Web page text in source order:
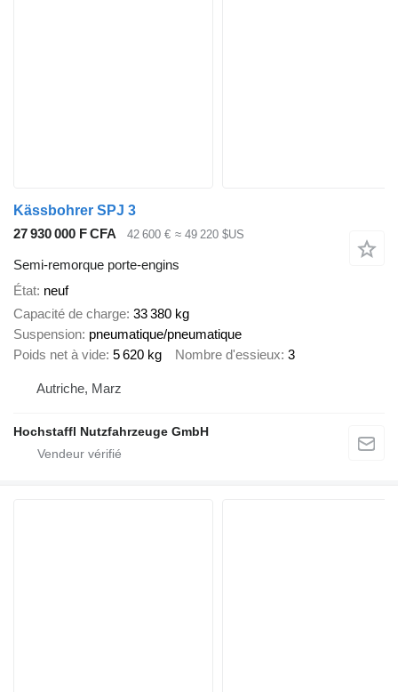
Kässbohrer SPJ 3
27 930 000 F CFA
42 600 € ≈ 49 220 $US
Semi-remorque porte-engins
État neuf
Capacité de charge 33 380 kg
Suspension pneumatique/pneumatique
Poids net à vide 5 620 kg Nombre d'essieux 3
Autriche, Marz
Hochstaffl Nutzfahrzeuge GmbH